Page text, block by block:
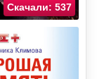
Скачали: 537